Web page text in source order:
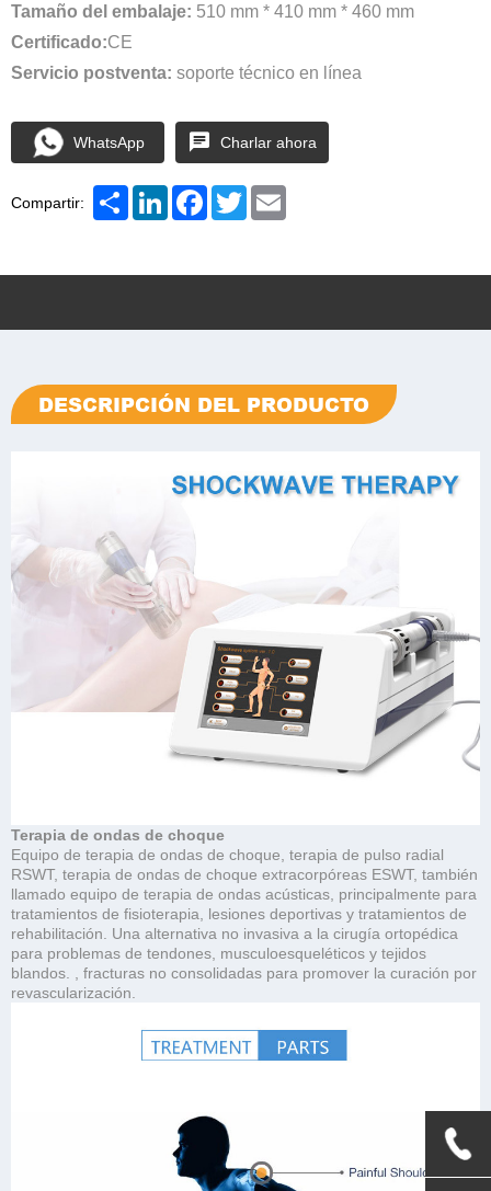
Tamaño del embalaje: 510 mm * 410 mm * 460 mm
Certificado:CE
Servicio postventa: soporte técnico en línea
WhatsApp Charlar ahora
Compartir: ShareLinkedInFacebook
Twitter
DESCRIPCIÓN DEL PRODUCTO
Terapia de ondas de choque
Equipo de terapia de ondas de choque, terapia de pulso radial
RSWT, terapia de ondas de choque extracorpóreas ESWT, también
llamado equipo de terapia de ondas acústicas, principalmente para
tratamientos de fisioterapia, lesiones deportivas y tratamientos de
rehabilitación. Una alternativa no invasiva a la cirugía ortopédica
para problemas de tendones, musculoesqueléticos y tejidos
blandos. , fracturas no consolidadas para promover la curación por
revascularización.